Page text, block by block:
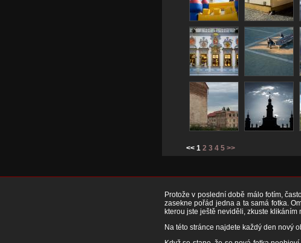
<< 1 2 3 4 5 >>
Protože v poslední době málo fotím,
zasekne pořád jedna a ta samá fotka.
kterou jste ještě neviděli, zkuste
Na této stránce najdete každý den nový